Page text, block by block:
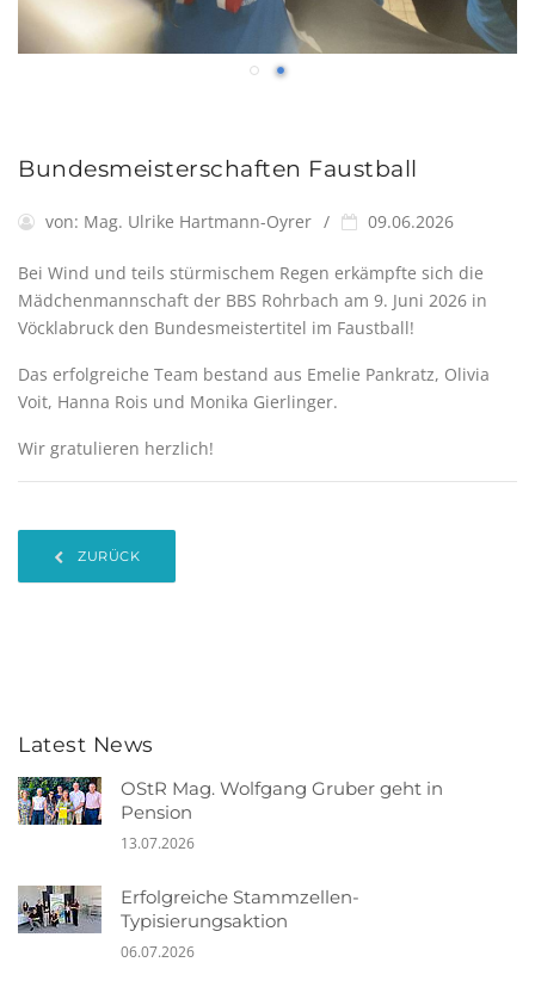
Bundesmeisterschaften Faustball
von: Mag. Ulrike Hartmann-Oyrer 09.06.2026
Bei Wind und teils stürmischem Regen erkämpfte sich die
Mädchenmannschaft der BBS Rohrbach am 9. Juni 2026 in
Vöcklabruck den Bundesmeistertitel im Faustball!
Das erfolgreiche Team bestand aus Emelie Pankratz, Olivia
Voit, Hanna Rois und Monika Gierlinger.
Wir gratulieren herzlich!
ZURÜCK
Latest News
OStR Mag. Wolfgang Gruber geht in
Pension
13.07.2026
Erfolgreiche Stammzellen-
Typisierungsaktion
06.07.2026